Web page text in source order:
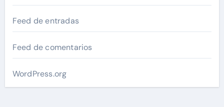
Feed de entradas
Feed de comentarios
WordPress.org